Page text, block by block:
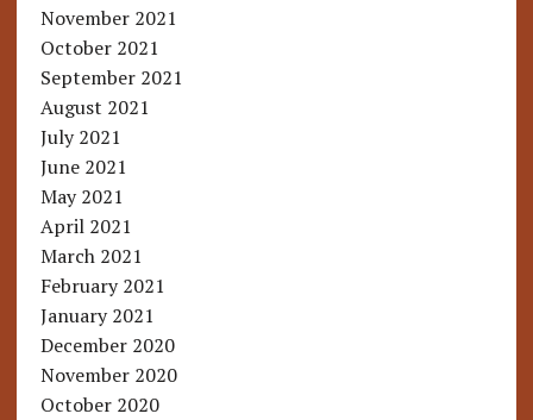
November 2021
October 2021
September 2021
August 2021
July 2021
June 2021
May 2021
April 2021
March 2021
February 2021
January 2021
December 2020
November 2020
October 2020